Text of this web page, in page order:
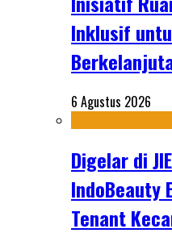
Inklusif
6 Agustus 2026
Digelar di
IndoBeauty
Tenant